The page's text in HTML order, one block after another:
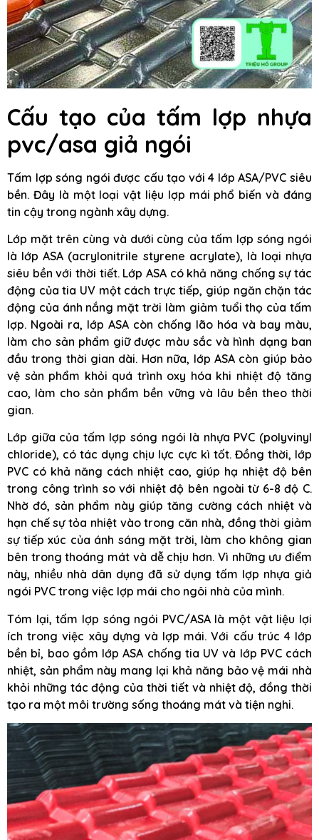
Cấu tạo của tấm lợp nhựa
pvc/asa giả ngói
Tấm lợp sóng ngói được cấu tạo với 4 lớp ASA/PVC siêu
bền. Đây là một loại vật liệu lợp mái phổ biến và đáng
tin cậy trong ngành xây dựng.
Lớp mặt trên cùng và dưới cùng của tấm lợp sóng ngói
là lớp ASA (acrylonitrile styrene acrylate), là loại nhựa
siêu bền với thời tiết. Lớp ASA có khả năng chống sự tác
động của tia UV một cách trực tiếp, giúp ngăn chặn tác
động của ánh nắng mặt trời làm giảm tuổi thọ của tấm
lợp. Ngoài ra, lớp ASA còn chống lão hóa và bay màu,
làm cho sản phẩm giữ được màu sắc và hình dạng ban
đầu trong thời gian dài. Hơn nữa, lớp ASA còn giúp bảo
vệ sản phẩm khỏi quá trình oxy hóa khi nhiệt độ tăng
cao, làm cho sản phẩm bền vững và lâu bền theo thời
gian.
Lớp giữa của tấm lợp sóng ngói là nhựa PVC (polyvinyl
chloride), có tác dụng chịu lực cực kì tốt. Đồng thời, lớp
PVC có khả năng cách nhiệt cao, giúp hạ nhiệt độ bên
trong công trình so với nhiệt độ bên ngoài từ 6-8 độ C.
Nhờ đó, sản phẩm này giúp tăng cường cách nhiệt và
hạn chế sự tỏa nhiệt vào trong căn nhà, đồng thời giảm
sự tiếp xúc của ánh sáng mặt trời, làm cho không gian
bên trong thoáng mát và dễ chịu hơn. Vì những ưu điểm
này, nhiều nhà dân dụng đã sử dụng tấm lợp nhựa giả
ngói PVC trong việc lợp mái cho ngôi nhà của mình.
Tóm lại, tấm lợp sóng ngói PVC/ASA là một vật liệu lợi
ích trong việc xây dựng và lợp mái. Với cấu trúc 4 lớp
bền bỉ, bao gồm lớp ASA chống tia UV và lớp PVC cách
nhiệt, sản phẩm này mang lại khả năng bảo vệ mái nhà
khỏi những tác động của thời tiết và nhiệt độ, đồng thời
tạo ra một môi trường sống thoáng mát và tiện nghi.